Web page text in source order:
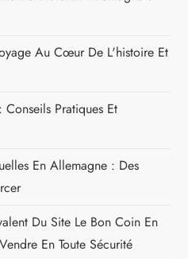
Au Cœur De L'histoire Et
Pratiques Et
En Allemagne : Des
Du Site Le Bon Coin En
En Toute Sécurité